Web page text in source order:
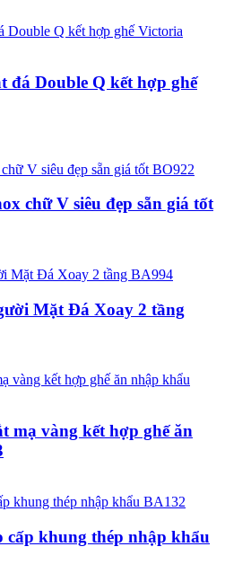
đá Double Q kết hợp ghế
chữ V siêu đẹp sẵn giá tốt
Mặt Đá Xoay 2 tầng
mạ vàng kết hợp ghế ăn
cấp khung thép nhập khẩu